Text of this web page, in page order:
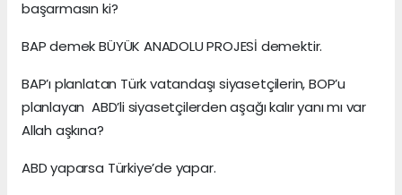
başarmasın ki?
BAP demek BÜYÜK ANADOLU PROJESİ demektir.
BAP’ı planlatan Türk vatandaşı siyasetçilerin, BOP’u
planlayan ABD’li siyasetçilerden aşağı kalır yanı mı var
Allah aşkına?
ABD yaparsa Türkiye’de yapar.